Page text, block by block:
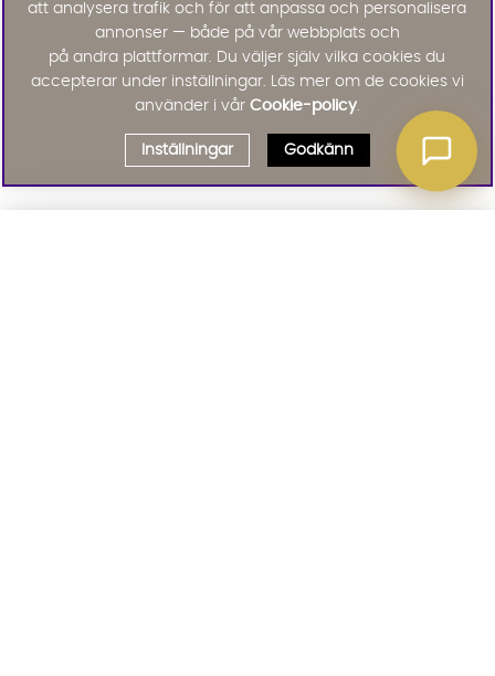
att analysera trafik och för att anpassa och personalisera
annonser — både på vår webbplats och
på andra plattformar. Du väljer själv vilka cookies du
accepterar under inställningar. Läs mer om de cookies vi
använder i vår Cookie-policy.
Inställningar Godkänn